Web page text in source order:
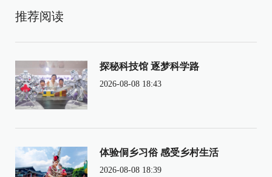
推荐阅读
探秘科技馆 逐梦科学路
2026-08-08 18:43
体验侗乡习俗 感受乡村生活
2026-08-08 18:39